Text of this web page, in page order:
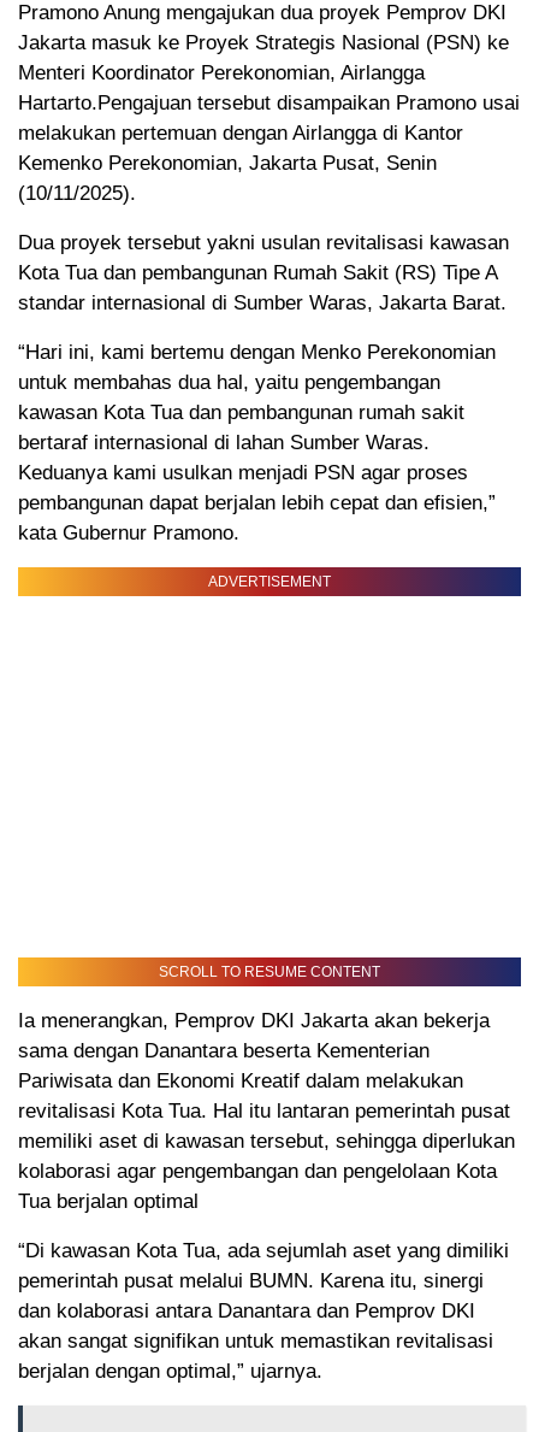
Pramono Anung mengajukan dua proyek Pemprov DKI
Jakarta masuk ke Proyek Strategis Nasional (PSN) ke
Menteri Koordinator Perekonomian, Airlangga
Hartarto.Pengajuan tersebut disampaikan Pramono usai
melakukan pertemuan dengan Airlangga di Kantor
Kemenko Perekonomian, Jakarta Pusat, Senin
(10/11/2025).
Dua proyek tersebut yakni usulan revitalisasi kawasan
Kota Tua dan pembangunan Rumah Sakit (RS) Tipe A
standar internasional di Sumber Waras, Jakarta Barat.
“Hari ini, kami bertemu dengan Menko Perekonomian
untuk membahas dua hal, yaitu pengembangan
kawasan Kota Tua dan pembangunan rumah sakit
bertaraf internasional di lahan Sumber Waras.
Keduanya kami usulkan menjadi PSN agar proses
pembangunan dapat berjalan lebih cepat dan efisien,”
kata Gubernur Pramono.
ADVERTISEMENT
SCROLL TO RESUME CONTENT
Ia menerangkan, Pemprov DKI Jakarta akan bekerja
sama dengan Danantara beserta Kementerian
Pariwisata dan Ekonomi Kreatif dalam melakukan
revitalisasi Kota Tua. Hal itu lantaran pemerintah pusat
memiliki aset di kawasan tersebut, sehingga diperlukan
kolaborasi agar pengembangan dan pengelolaan Kota
Tua berjalan optimal
“Di kawasan Kota Tua, ada sejumlah aset yang dimiliki
pemerintah pusat melalui BUMN. Karena itu, sinergi
dan kolaborasi antara Danantara dan Pemprov DKI
akan sangat signifikan untuk memastikan revitalisasi
berjalan dengan optimal,” ujarnya.